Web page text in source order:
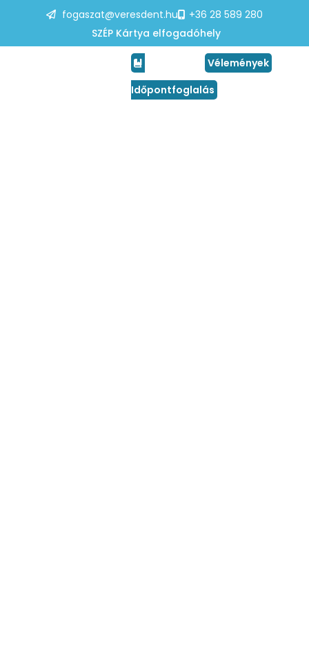
fogaszat@veresdent.hu
+36 28 589 280
SZÉP Kártya elfogadóhely
Időpontfoglalás
Vélemények